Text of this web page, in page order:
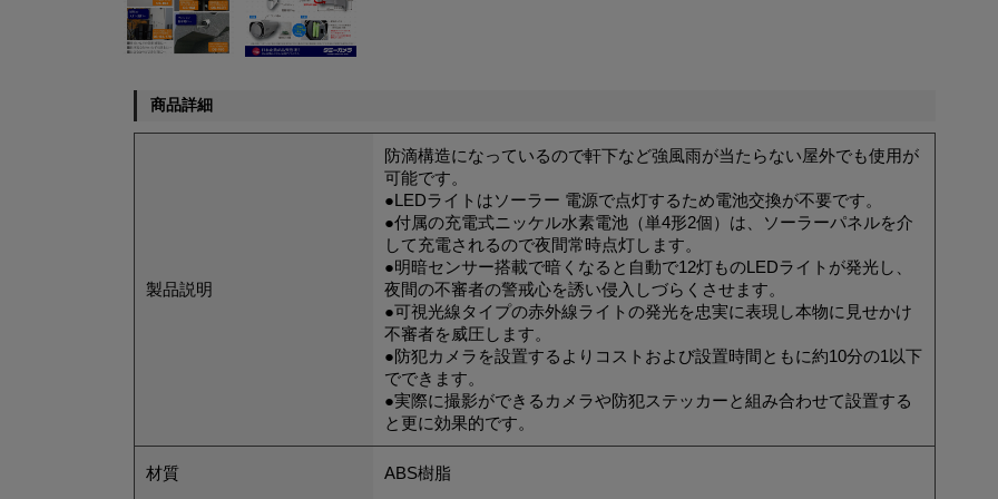
商品詳細
製品説明
防滴構造になっているので軒下など強風雨が当たらない屋外でも使用が
可能です。
●LEDライトはソーラー 電源で点灯するため電池交換が不要です。
●付属の充電式ニッケル水素電池（単4形2個）は、ソーラーパネルを介
して充電されるので夜間常時点灯します。
●明暗センサー搭載で暗くなると自動で12灯ものLEDライトが発光し、
夜間の不審者の警戒心を誘い侵入しづらくさせます。
●可視光線タイプの赤外線ライトの発光を忠実に表現し本物に見せかけ
不審者を威圧します。
●防犯カメラを設置するよりコストおよび設置時間ともに約10分の1以下
でできます。
●実際に撮影ができるカメラや防犯ステッカーと組み合わせて設置する
と更に効果的です。
材質 ABS樹脂